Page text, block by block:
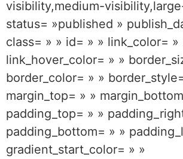
visibility,medium-
status= »published »
class= » » id= » » link_color= »
link_hover_color= » »
border_color= » »
margin_top= » »
padding_top= » »
padding_bottom= » »
gradient_start_color= » »